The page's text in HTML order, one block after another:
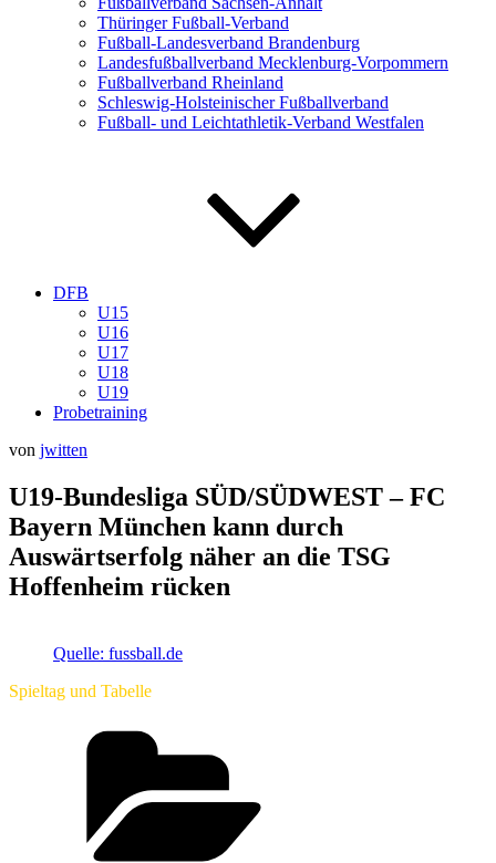
Thüringer Fußball-Verband
Fußball-Landesverband Brandenburg
Landesfußballverband Mecklenburg-Vorpommern
Fußballverband Rheinland
Schleswig-Holsteinischer Fußballverband
Fußball- und Leichtathletik-Verband Westfalen
DFB
U15
U16
U17
U18
U19
Probetraining
Veröffentlicht
von jwitten
U19-Bundesliga SÜD/SÜDWEST – FC
Bayern München kann durch
Auswärtserfolg näher an die TSG
Hoffenheim rücken
Quelle: fussball.de
Spieltag und Tabelle